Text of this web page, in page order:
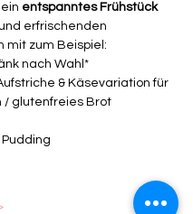
entspanntes Frühstück
erfrischenden
mit zum Beispiel:
nach Wahl*
& Käsevariation für
/ glutenfreies Brot